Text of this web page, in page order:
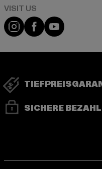
Visit our Instagram
Visit ourVisit our
SICHERE